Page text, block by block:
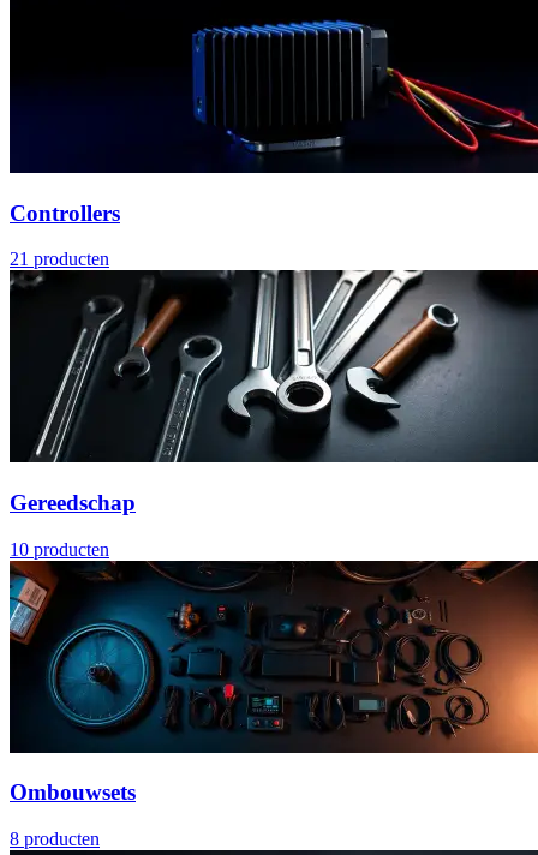
Controllers
21 producten
Gereedschap
10 producten
Ombouwsets
8 producten